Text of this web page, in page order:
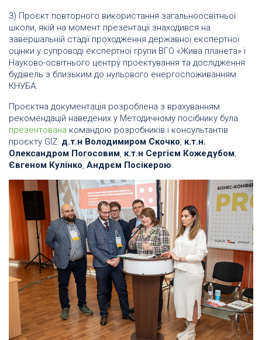
3) Проєкт повторного використання загальноосвітньої
школи, якій на момент презентації знаходився на
завершальній стадії проходження державної експертної
оцінки у супроводі експертної групи ВГО «Жива планета» і
Науково-освітнього центру проектування та дослідження
будівель з близьким до нульового енергоспоживанням
КНУБА.
Проєктна документація розроблена з врахуванням
рекомендацій наведених у Методичному посібнику була
презентована командою розробників і консультантів
проєкту GIZ: д.т.н Володимиром Скочко, к.т.н.
Олександром Погосовим, к.т.н Сергієм Кожедубом,
Євгеном Кулінко, Андрєм Посікерою.